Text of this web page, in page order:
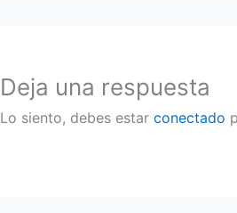
Deja una respuesta
Lo siento, debes estar conectado